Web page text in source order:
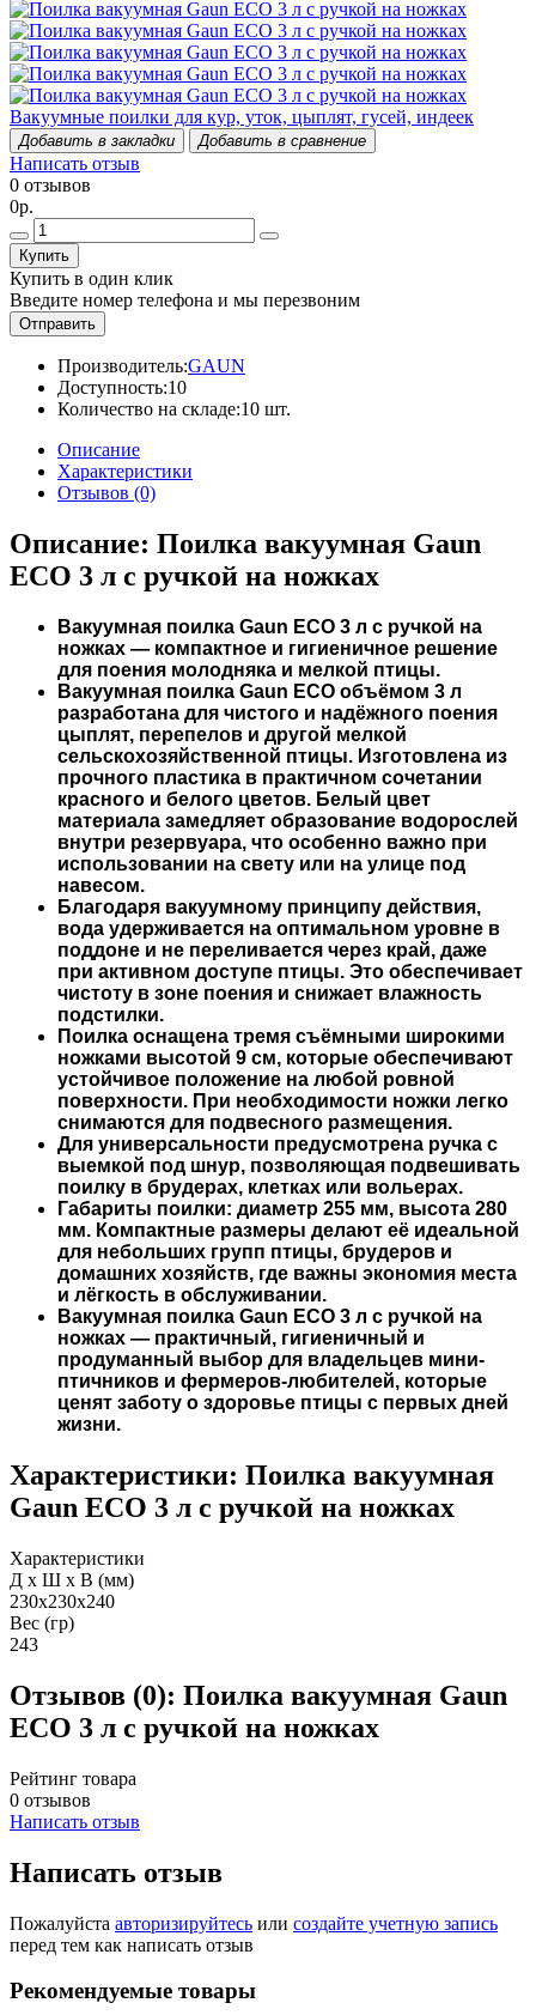
Вакуумные поилки для кур, уток, цыплят, гусей, индеек
Добавить в закладки Добавить в сравнение
Написать отзыв
0 отзывов
0р.
Купить
Купить в один клик
Введите номер телефона и мы перезвоним
Отправить
Производитель:GAUN
Доступность:10
Количество на складе:10 шт.
Описание
Характеристики
Отзывов (0)
Описание: Поилка вакуумная Gaun
ECO 3 л с ручкой на ножках
Вакуумная поилка Gaun ECO 3 л с ручкой на
ножках — компактное и гигиеничное решение
для поения молодняка и мелкой птицы.
Вакуумная поилка Gaun ECO объёмом 3 л
разработана для чистого и надёжного поения
цыплят, перепелов и другой мелкой
сельскохозяйственной птицы. Изготовлена из
прочного пластика в практичном сочетании
красного и белого цветов. Белый цвет
материала замедляет образование водорослей
внутри резервуара, что особенно важно при
использовании на свету или на улице под
навесом.
Благодаря вакуумному принципу действия,
вода удерживается на оптимальном уровне в
поддоне и не переливается через край, даже
при активном доступе птицы. Это обеспечивает
чистоту в зоне поения и снижает влажность
подстилки.
Поилка оснащена тремя съёмными широкими
ножками высотой 9 см, которые обеспечивают
устойчивое положение на любой ровной
поверхности. При необходимости ножки легко
снимаются для подвесного размещения.
Для универсальности предусмотрена ручка с
выемкой под шнур, позволяющая подвешивать
поилку в брудерах, клетках или вольерах.
Габариты поилки: диаметр 255 мм, высота 280
мм. Компактные размеры делают её идеальной
для небольших групп птицы, брудеров и
домашних хозяйств, где важны экономия места
и лёгкость в обслуживании.
Вакуумная поилка Gaun ECO 3 л с ручкой на
ножках — практичный, гигиеничный и
продуманный выбор для владельцев мини-
птичников и фермеров-любителей, которые
ценят заботу о здоровье птицы с первых дней
жизни.
Характеристики: Поилка вакуумная
Gaun ECO 3 л с ручкой на ножках
Характеристики
Д х Ш х В (мм)
230х230х240
Вес (гр)
243
Отзывов (0): Поилка вакуумная Gaun
ECO 3 л с ручкой на ножках
Рейтинг товара
0 отзывов
Написать отзыв
Написать отзыв
Пожалуйста авторизируйтесь или создайте учетную запись
перед тем как написать отзыв
Рекомендуемые товары